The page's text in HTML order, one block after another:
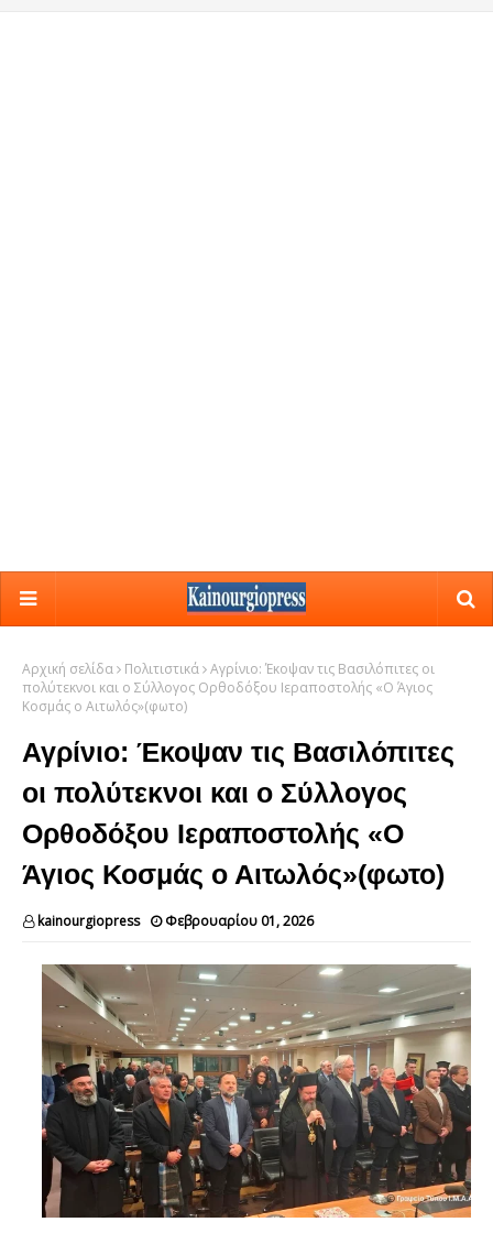
Αρχική σελίδα Πολιτιστικά Αγρίνιο: Έκοψαν τις Βασιλόπιτες οι
πολύτεκνοι και ο Σύλλογος Ορθοδόξου Ιεραποστολής «Ο Άγιος
Κοσμάς ο Αιτωλός»(φωτο)
Αγρίνιο: Έκοψαν τις Βασιλόπιτες
οι πολύτεκνοι και ο Σύλλογος
Ορθοδόξου Ιεραποστολής «Ο
Άγιος Κοσμάς ο Αιτωλός»(φωτο)
kainourgiopress Φεβρουαρίου 01, 2026